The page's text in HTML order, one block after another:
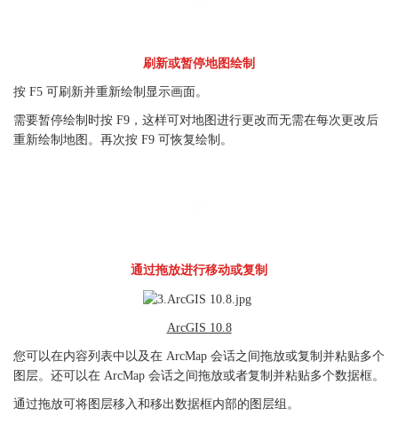
刷新或暂停地图绘制
按 F5 可刷新并重新绘制显示画面。
需要暂停绘制时按 F9，这样可对地图进行更改而无需在每次更改后
重新绘制地图。再次按 F9 可恢复绘制。
通过拖放进行移动或复制
ArcGIS 10.8
您可以在内容列表中以及在 ArcMap 会话之间拖放或复制并粘贴多个
图层。还可以在 ArcMap 会话之间拖放或者复制并粘贴多个数据框。
通过拖放可将图层移入和移出数据框内部的图层组。